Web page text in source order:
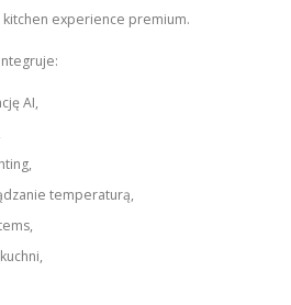
experience premium.
AI,
temperaturą,